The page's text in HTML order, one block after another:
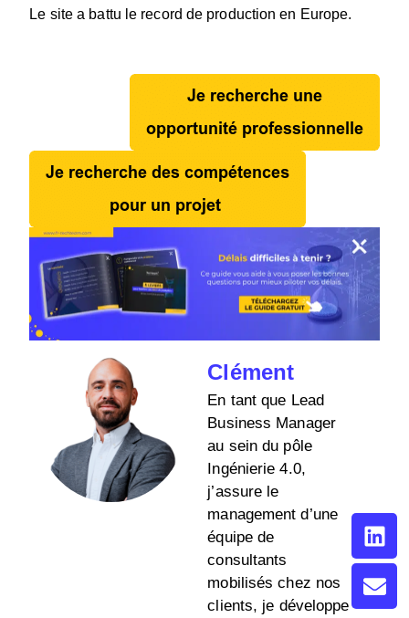
Le site a battu le record de production en Europe.
Clément
En tant que Lead
Business Manager
au sein du pôle
Ingénierie 4.0,
j’assure le
management d’une
équipe de
consultants
mobilisés chez nos
clients, je développe